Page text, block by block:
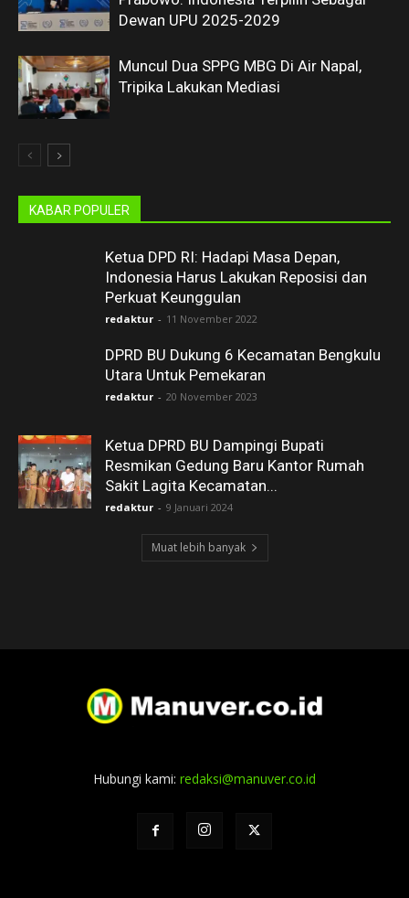
Dewan UPU 2025-2029
Muncul Dua SPPG MBG Di Air Napal,
Tripika Lakukan Mediasi
KABAR POPULER
Ketua DPD RI: Hadapi Masa Depan,
Indonesia Harus Lakukan Reposisi dan
Perkuat Keunggulan
redaktur - 11 November 2022
DPRD BU Dukung 6 Kecamatan Bengkulu
Utara Untuk Pemekaran
redaktur - 20 November 2023
Ketua DPRD BU Dampingi Bupati
Resmikan Gedung Baru Kantor Rumah
Sakit Lagita Kecamatan...
redaktur - 9 Januari 2024
Muat lebih banyak
Hubungi kami: redaksi@manuver.co.id